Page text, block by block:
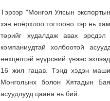
Тэрээр "Монгол Улсын
хэн ноёрхлоо тогтооно тэр нь
төрийг худалдаж авах
компаниудтай холбоотой
нөхцөлтэй нүүрсний үнээс
16 жил гацав. Тэнд хэдэн
Монголынх болон Хятадын
асуудлууд цаана нь бий.